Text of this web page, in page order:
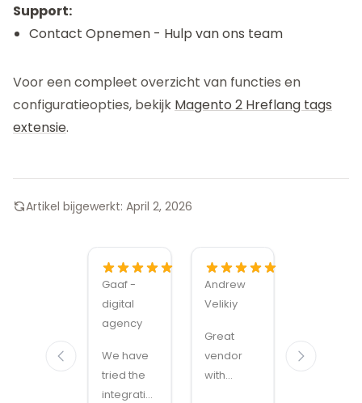
Support:
Contact Opnemen - Hulp van ons team
Voor een compleet overzicht van functies en
configuratieopties, bekijk Magento 2 Hreflang tags
extensie.
Artikel bijgewerkt: April 2, 2026
Gaaf -
digital
agency
We have
tried the
integration
Andrew
Velikiy
Great
vendor
with
sets the